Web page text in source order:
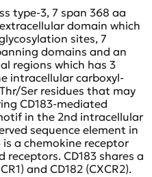
type-3, 7 span 368 aa
domain which
sites, 7
domains and an
regions which has 3
intracellular carboxyl-
Ser residues that may
CD183-mediated
in the 2nd intracellular
sequence element in
is a chemokine receptor
CD183 shares a
and CD182 (CXCR2).